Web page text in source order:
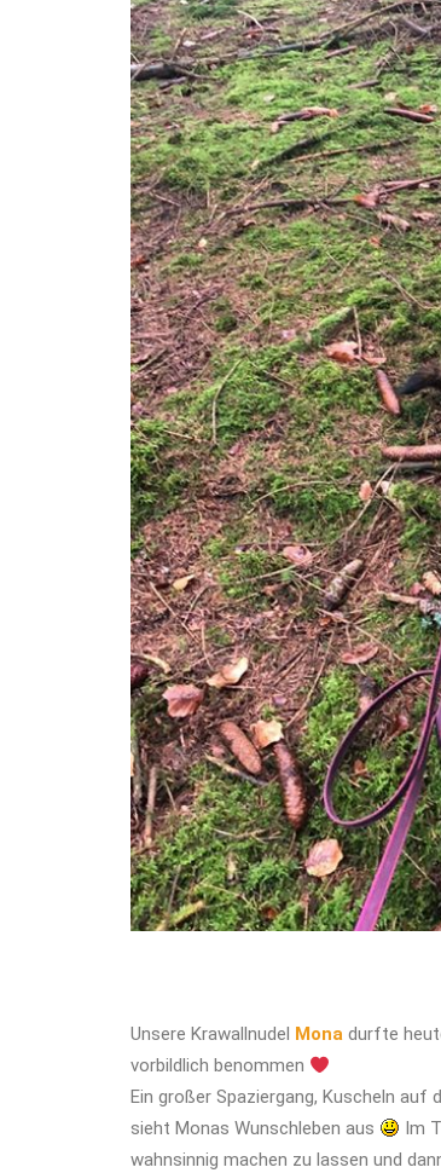
Unsere Krawallnudel Mona durfte
vorbildlich benommen
Ein großer Spaziergang, Kuscheln auf
sieht Monas Wunschleben aus
Im
wahnsinnig machen zu lassen und